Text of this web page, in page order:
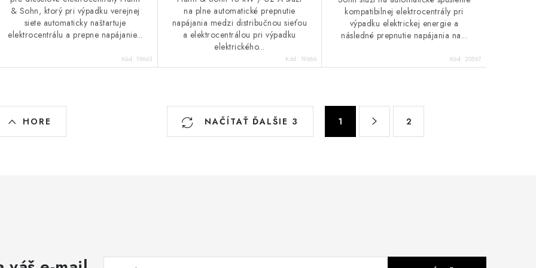
& Sohn, ktorý pri výpadku verejnej
siete automaticky naštartuje
elektrocentrálu a prepne napájanie...
Kód: 19663
na plne automatické prepnutie
napájania medzi distribučnou sieťou
a elektrocentrálou pri výpadku
elektrického...
Kód: 19666
kompatibilnej elektrocentrály pri
výpadku elektrickej energie a
následné prepnutie napájania na...
Kód: 20567
NAČÍTAŤ ĎALŠIE 3 1 2
HORE